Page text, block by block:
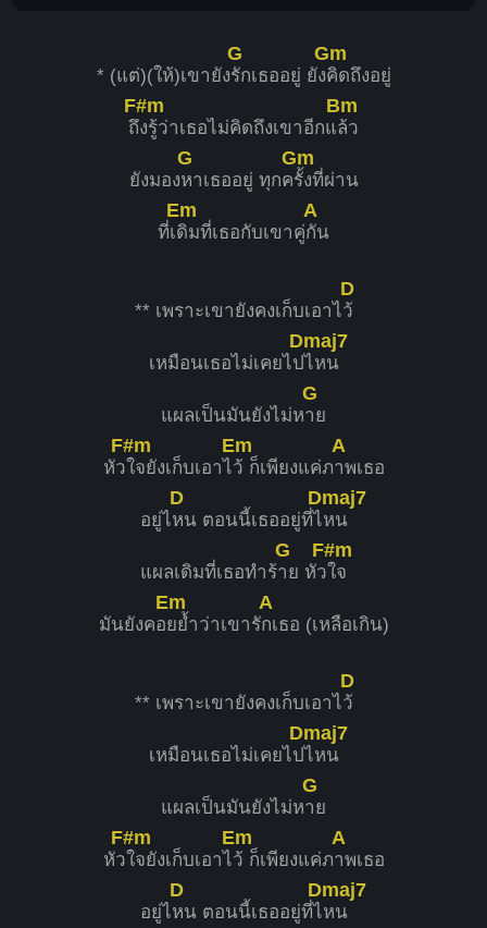
* (แต่)(ให้)เขายัง
G
รักเธออยู่ ยัง
Gm
คิดถึงอยู่
ถึ
F#m
งรู้ว่าเธอไม่คิดถึงเขาอีกแ
Bm
ล้ว
ยังมอง
G
หาเธออยู่ ทุกค
Gm
รั้งที่ผ่าน
ที่เ
Em
ดิมที่เธอกับเขาคู่
A
กัน
** เพราะเขายังคงเก็บเอาไ
D
ว้
เหมือนเธอไม่เคยไป
Dmaj7
ไหน
แผลเป็นมันยังไม่ห
G
าย
หัว
F#m
ใจยังเก็บเอาไ
Em
ว้ ก็เพียงแค่ภ
A
าพเธอ
อยู่ไ
D
หน ตอนนี้เธออยู่ที่ไ
Dmaj7
หน
แผลเดิมที่เธอทำร้
G
าย หัว
F#m
ใจ
มันยังคอ
Em
ยย้ำว่าเขารั
A
กเธอ (เหลือเกิน)
** เพราะเขายังคงเก็บเอาไ
D
ว้
เหมือนเธอไม่เคยไป
Dmaj7
ไหน
แผลเป็นมันยังไม่ห
G
าย
หัว
F#m
ใจยังเก็บเอาไ
Em
ว้ ก็เพียงแค่ภ
A
าพเธอ
อยู่ไ
D
หน ตอนนี้เธออยู่ที่ไ
Dmaj7
หน